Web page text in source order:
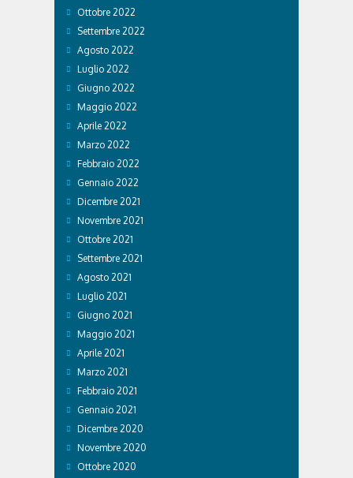
Ottobre 2022
Settembre 2022
Agosto 2022
Luglio 2022
Giugno 2022
Maggio 2022
Aprile 2022
Marzo 2022
Febbraio 2022
Gennaio 2022
Dicembre 2021
Novembre 2021
Ottobre 2021
Settembre 2021
Agosto 2021
Luglio 2021
Giugno 2021
Maggio 2021
Aprile 2021
Marzo 2021
Febbraio 2021
Gennaio 2021
Dicembre 2020
Novembre 2020
Ottobre 2020